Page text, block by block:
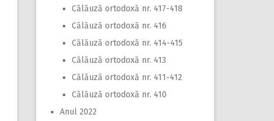
Călăuză ortodoxă nr. 417-418
Călăuză ortodoxă nr. 416
Călăuză ortodoxă nr. 414-415
Călăuză ortodoxă nr. 413
Călăuză ortodoxă nr. 411-412
Călăuză ortodoxă nr. 410
Anul 2022